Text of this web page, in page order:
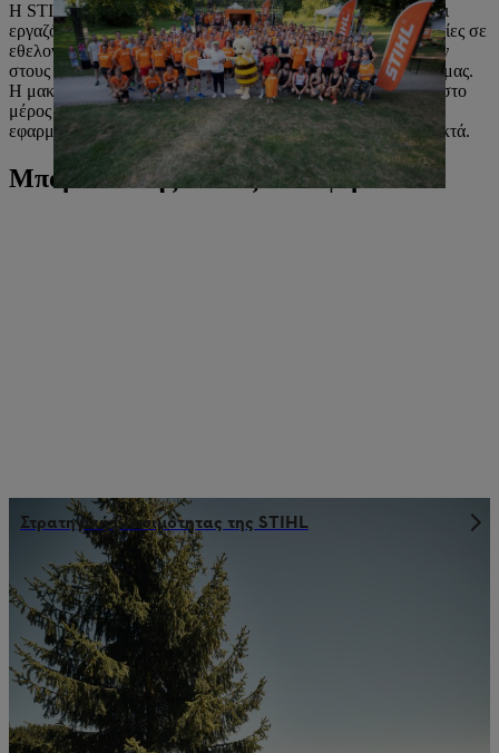
Η STIHL προωθεί την κοινωνική και κοινοτική δέσμευση. Οι
εργαζόμενοί μας αναλαμβάνουν δραστηριότητες και λειτουργίες σε
εθελοντική βάση. Κάνουμε δωρεές για την υποστήριξη έργων
στους περιφερειακούς και τομεακούς τομείς δραστηριότητάς μας.
Η μακροπρόθεσμη κοινωνική δέσμευση αποτελεί αναπόσπαστο
μέρος της εταιρικής πολιτικής της STIHL και αυτή η αξία
εφαρμόζεται και στην πράξη από την οικογένεια που την ιδιοκτά.
Μπορεί επίσης να σας ενδιαφέρει
Στρατηγική βιωσιμότητας της STIHL